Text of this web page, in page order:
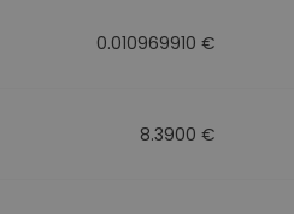
0.010969910 €
8.3900 €